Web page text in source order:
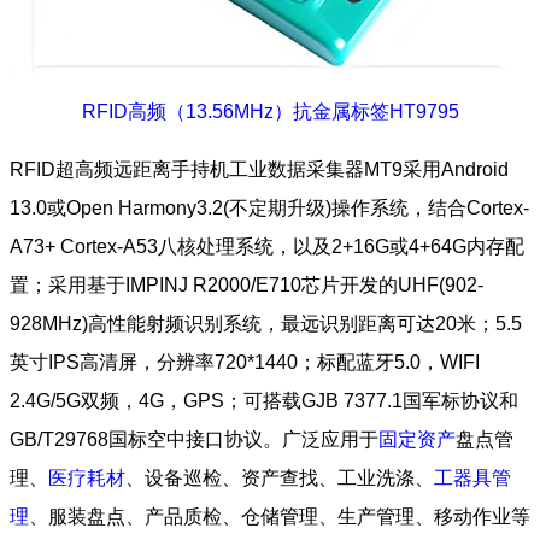
RFID高频（13.56MHz）抗金属标签HT9795
RFID超高频远距离手持机工业数据采集器MT9采用Android
13.0或Open Harmony3.2(不定期升级)操作系统，结合Cortex-
A73+ Cortex-A53八核处理系统，以及2+16G或4+64G内存配
置；采用基于IMPINJ R2000/E710芯片开发的UHF(902-
928MHz)高性能射频识别系统，最远识别距离可达20米；5.5
英寸IPS高清屏，分辨率720*1440；标配蓝牙5.0，WIFI
2.4G/5G双频，4G，GPS；可搭载GJB 7377.1国军标协议和
GB/T29768国标空中接口协议。广泛应用于固定资产盘点管
理、
医疗耗材 、设备巡检、资产查找、工业洗涤、 工器具管
理 、服装盘点、产品质检、仓储管理、生产管理、移动作业等